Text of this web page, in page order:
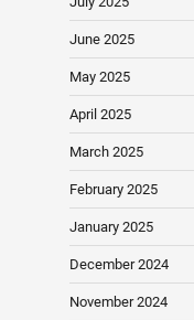
June 2025
May 2025
April 2025
March 2025
February 2025
January 2025
December 2024
November 2024